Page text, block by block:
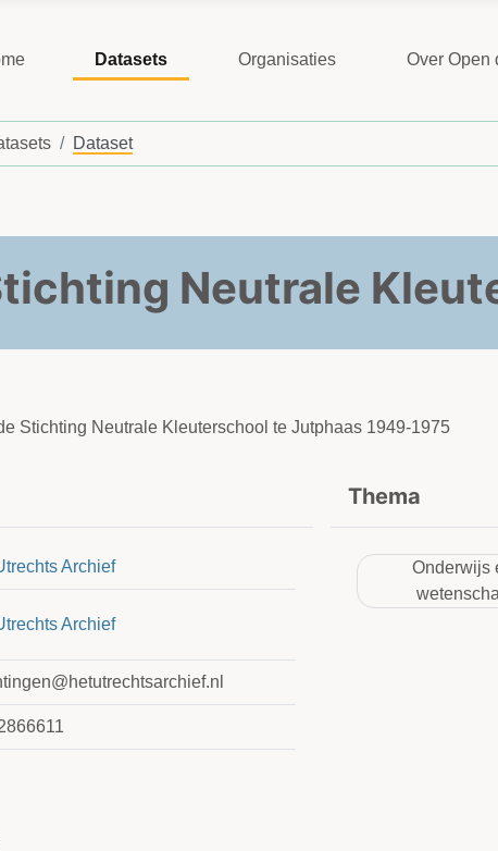
Datasets Organisaties Over Open
Dataset
Neutrale
Stichting Neutrale Kleuterschool te Jutphaas 1949-1975
Archief
Archief
Thema
Onderwijs